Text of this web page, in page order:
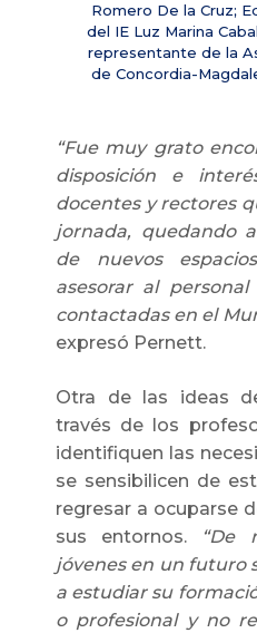
Romero De la Cruz;
del IE Luz Marina
representante de la
de Concordia-
“Fue muy grato
disposición e
docentes y rectores
jornada, quedando
de nuevos
asesorar al
contactadas en el
expresó Pernett.
Otra de las ideas
través de los
identifiquen las
se sensibilicen de
regresar a ocuparse
sus entornos.
“De
jóvenes en un futuro
a estudiar su
o profesional y no